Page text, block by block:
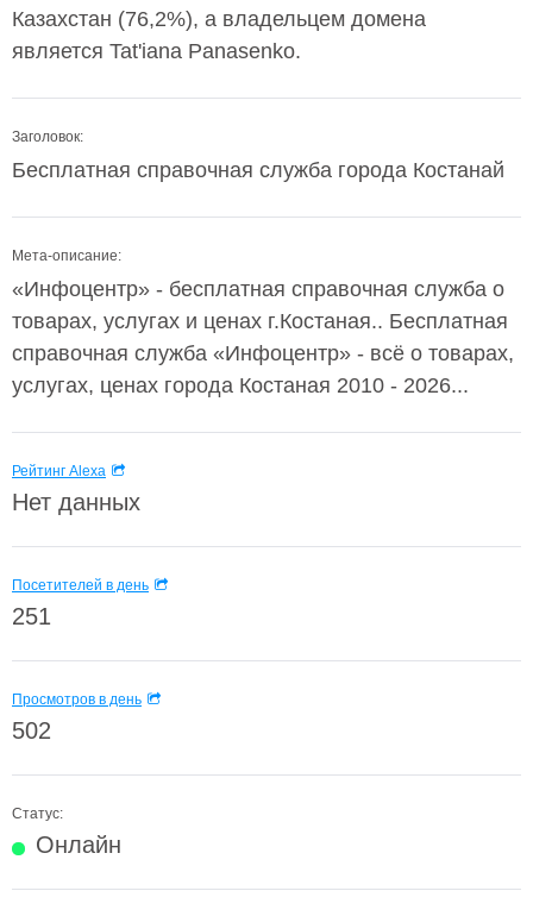
Казахстан (76,2%), а владельцем домена
является Tat'iana Panasenko.
Заголовок:
Бесплатная справочная служба города Костанай
Мета-описание:
«Инфоцентр» - бесплатная справочная служба о
товарах, услугах и ценах г.Костаная.. Бесплатная
справочная служба «Инфоцентр» - всё о товарах,
услугах, ценах города Костаная 2010 - 2026...
Рейтинг Alexa
Нет данных
Посетителей в день
251
Просмотров в день
502
Статус:
Онлайн